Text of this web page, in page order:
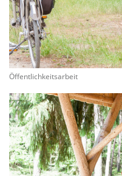
Öffentlichkeitsarbeit